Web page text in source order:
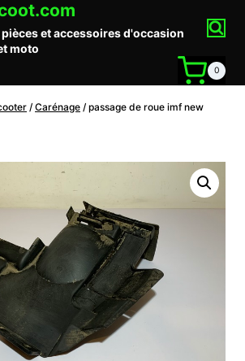
pièces et accessoires d'occasion
moto
0
/ Carénage / passage de roue imf new